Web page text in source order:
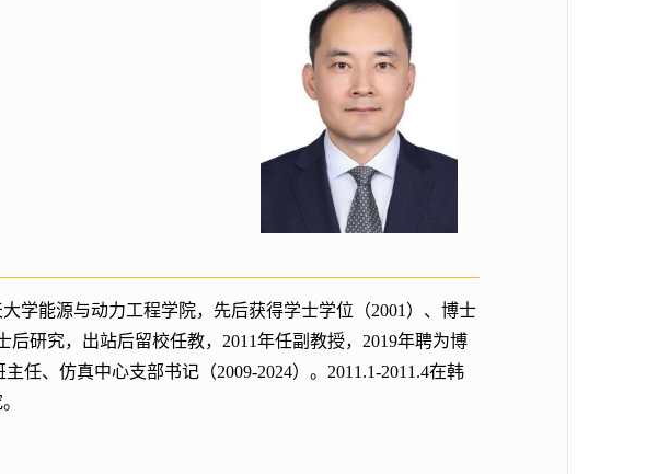
学能源与动力工程学院，先后获得学士学位（2001）、博士
研究，出站后留校任教，2011年任副教授，2019年聘为博
任、仿真中心支部书记（2009-2024）。2011.1-2011.4在韩